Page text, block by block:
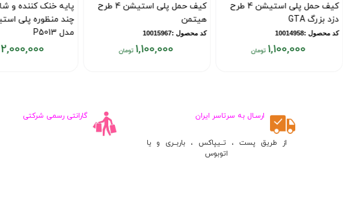
کیف حمل پلی استیشن 4 طرح
دزد بزرگ GTA
کد محصول :10014958
1,100,000
کیف حمل پلی استیشن 4 طرح
هیتمن
کد محصول :10015967
1,100,000
مدل P5013
کد محصول :123072,000,000
ارسـال به سرتاسر ایران
از طریق پست ، تــیپاکس ، باربــری و یا
اتوبوس
گارانتی رسمی شرکتی